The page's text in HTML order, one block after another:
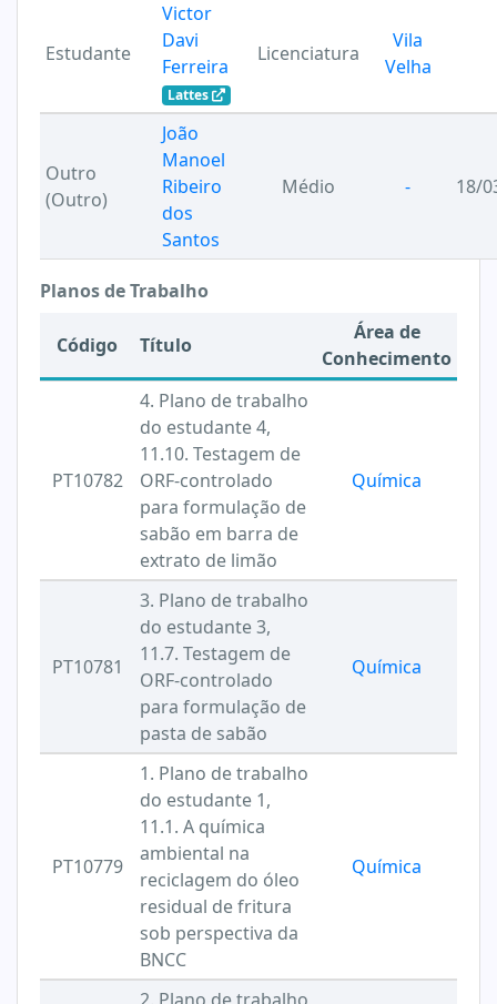
Estudante
Victor
Davi
Ferreira
Lattes
Licenciatura
Vila
Velha
Outro
(Outro)
João
Manoel
Ribeiro
dos
Santos
Médio - 18/
Planos de Trabalho
Código Título
Área de
Conhecimento
PT10782
4. Plano de trabalho
do estudante 4,
11.10. Testagem de
ORF-controlado
para formulação de
sabão em barra de
extrato de limão
Química
PT10781
3. Plano de trabalho
do estudante 3,
11.7. Testagem de
ORF-controlado
para formulação de
pasta de sabão
Química
PT10779
1. Plano de trabalho
do estudante 1,
11.1. A química
ambiental na
reciclagem do óleo
residual de fritura
sob perspectiva da
BNCC
Química